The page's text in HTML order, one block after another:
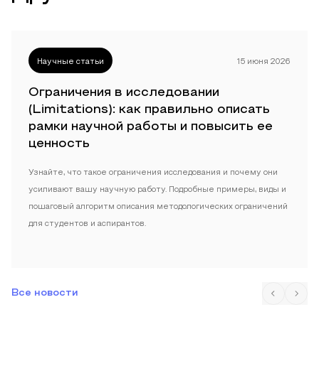
Научные статьи 15 июня 2026
Ограничения в исследовании
(Limitations): как правильно описать
рамки научной работы и повысить ее
ценность
Узнайте, что такое ограничения исследования и почему они
усиливают вашу научную работу. Подробные примеры, виды и
пошаговый алгоритм описания методологических ограничений
для студентов и аспирантов.
Все новости